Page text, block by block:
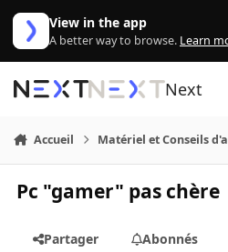
Aller au contenu
View in the app
A better way to browse. Learn
Next
Accueil Matériel et Conseils
Pc "gamer" pas chère
Partager
Abonnés